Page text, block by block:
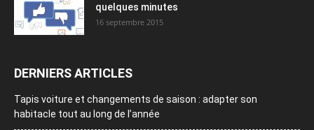
quelques minutes
16 septembre 2015
DERNIERS ARTICLES
Tapis voiture et changements de saison : adapter son
habitacle tout au long de l’année